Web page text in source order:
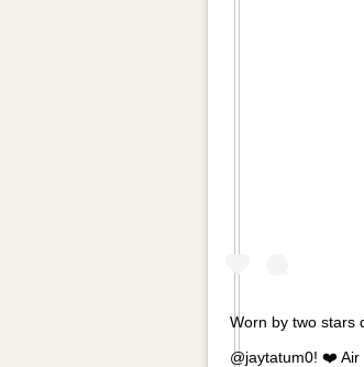
Worn by two stars
@jaytatum0! ❤️ Air